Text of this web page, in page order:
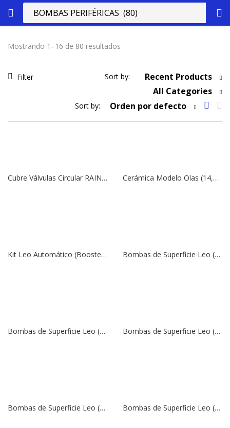
Mostrando 1–16 de 80 resultados
Filter Sort by:
Recent Products
All Categories
Sort by: Orden por defecto
Cubre Válvulas Circular RAIN | 5″ Cerámica Modelo Olas (14,5 x 26 cm)
Kit Leo Automático (Booster APm 37L) | 220V | 1″ x 1″ Bombas de Superficie Leo (Centrífugas), Modelo APm 150 | 220V | 2 HP | 1″ x 1″
Bombas de Superficie Leo (Centrífugas), Modelo APm 110 | 220V | 1,5 HP | 1″ x 1″ Bombas de Superficie Leo (Centrífugas), Modelo APm 75 | 220V | 1 HP | 1″ x 1″
Bombas de Superficie Leo (Centrífugas), Modelo APm 60 | 220V | 0,8 HP | 1″ x 1″ Bombas de Superficie Leo (Centrífugas), Modelo APm 37 | 220V | 0,5 HP | 1″ x 1″